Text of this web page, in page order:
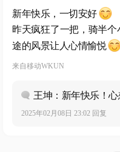
新年快乐，一切安好
昨天疯狂了一把，骑半
途的风景让人心情愉悦
来自移动WKUN
王坤：新年快乐！
2025年02月08日 23:02 回复